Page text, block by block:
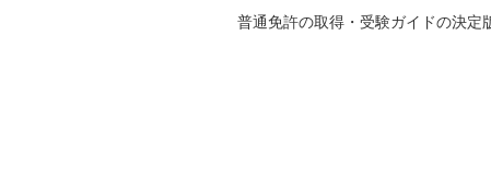
普通免許の取得・受験ガイドの決定